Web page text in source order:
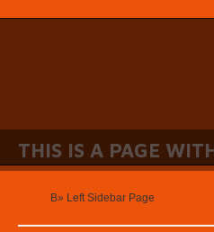
THIS IS A PAGE
В» Left Sidebar Page